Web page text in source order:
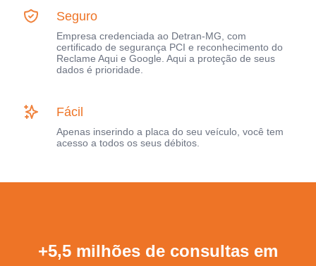
Seguro
Empresa credenciada ao Detran-MG, com
certificado de segurança PCI e reconhecimento do
Reclame Aqui e Google. Aqui a proteção de seus
dados é prioridade.
Fácil
Apenas inserindo a placa do seu veículo, você tem
acesso a todos os seus débitos.
+5,5 milhões de consultas em